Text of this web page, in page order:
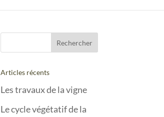
Articles récents
Les travaux de la vigne
Le cycle végétatif de la